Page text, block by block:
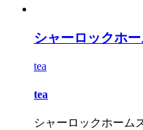
シャーロックホ
tea
tea
シャーロックホー